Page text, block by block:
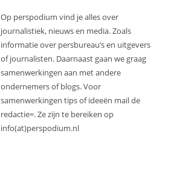
Op perspodium vind je alles over
journalistiek, nieuws en media. Zoals
informatie over persbureau’s en uitgevers
of journalisten. Daarnaast gaan we graag
samenwerkingen aan met andere
ondernemers of blogs. Voor
samenwerkingen tips of ideeën mail de
redactie=. Ze zijn te bereiken op
info(at)perspodium.nl